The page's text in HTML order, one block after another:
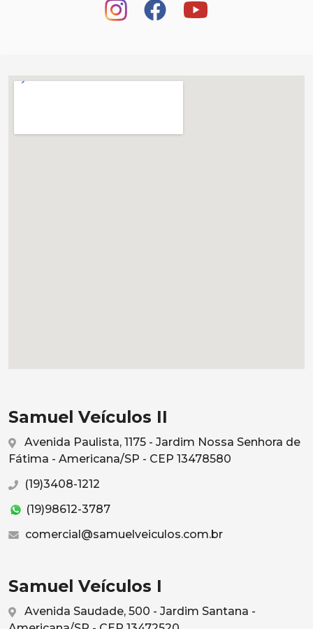
Samuel Veículos II
Avenida Paulista, 1175 - Jardim Nossa Senhora de
Fátima - Americana/SP - CEP 13478580
(19)3408-1212
(19)98612-3787
comercial@samuelveiculos.com.br
Samuel Veículos I
Avenida Saudade, 500 - Jardim Santana -